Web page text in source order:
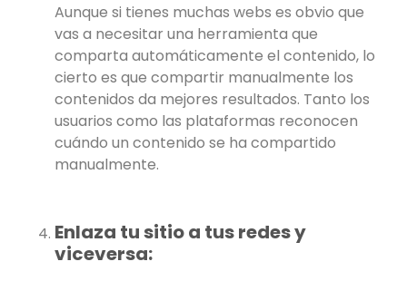
Aunque si tienes muchas webs es obvio que
vas a necesitar una herramienta que
comparta automáticamente el contenido, lo
cierto es que compartir manualmente los
contenidos da mejores resultados. Tanto los
usuarios como las plataformas reconocen
cuándo un contenido se ha compartido
manualmente.
Enlaza tu sitio a tus redes y
viceversa: